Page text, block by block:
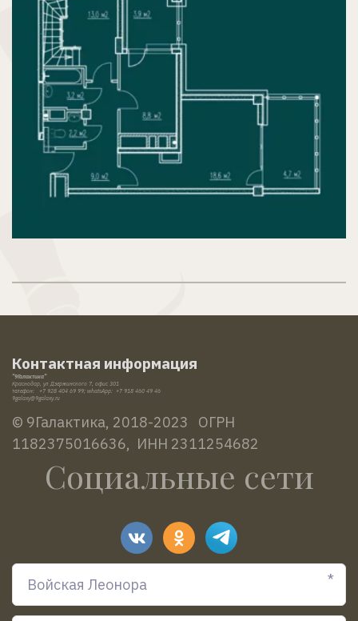
Контактная информация
"9Галактика"
Краснодар, ул Дзержинского 7, офис 301
телефон:   +7 928 404 69 99; whatsApp:  +7 918 460 49 46
9galaxy@9galaxy.ru
© 9Галактика, 2018-2023   ОГРН
1182375016636,  ИНН 2311254682
Социальные сети
*